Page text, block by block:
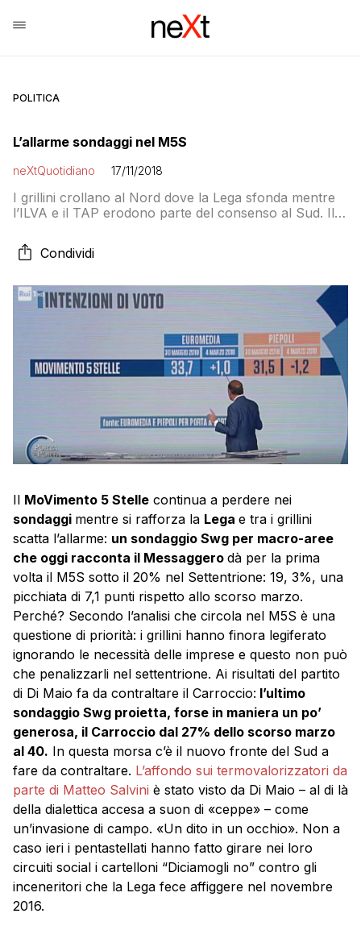
POLITICA
L’allarme sondaggi nel M5S
neXtQuotidiano 17/11/2018
I grillini crollano al Nord dove la Lega sfonda mentre
l’ILVA e il TAP erodono parte del consenso al Sud. Il
Condividi
Il MoVimento 5 Stelle continua a perdere nei
sondaggi mentre si rafforza la Lega e tra i grillini
scatta l’allarme: un sondaggio Swg per macro-aree
che oggi racconta il Messaggero dà per la prima
volta il M5S sotto il 20% nel Settentrione: 19, 3%, una
picchiata di 7,1 punti rispetto allo scorso marzo.
Perché? Secondo l’analisi che circola nel M5S è una
questione di priorità: i grillini hanno finora legiferato
ignorando le necessità delle imprese e questo non può
che penalizzarli nel settentrione. Ai risultati del partito
di Di Maio fa da contraltare il Carroccio: l’ultimo
sondaggio Swg proietta, forse in maniera un po’
generosa, il Carroccio dal 27% dello scorso marzo
al 40. In questa morsa c’è il nuovo fronte del Sud a
fare da contraltare. L’affondo sui termovalorizzatori da
parte di Matteo Salvini è stato visto da Di Maio – al di là
della dialettica accesa a suon di «ceppe» – come
un’invasione di campo. «Un dito in un occhio». Non a
caso ieri i pentastellati hanno fatto girare nei loro
circuiti social i cartelloni “Diciamogli no” contro gli
inceneritori che la Lega fece affiggere nel novembre
2016.